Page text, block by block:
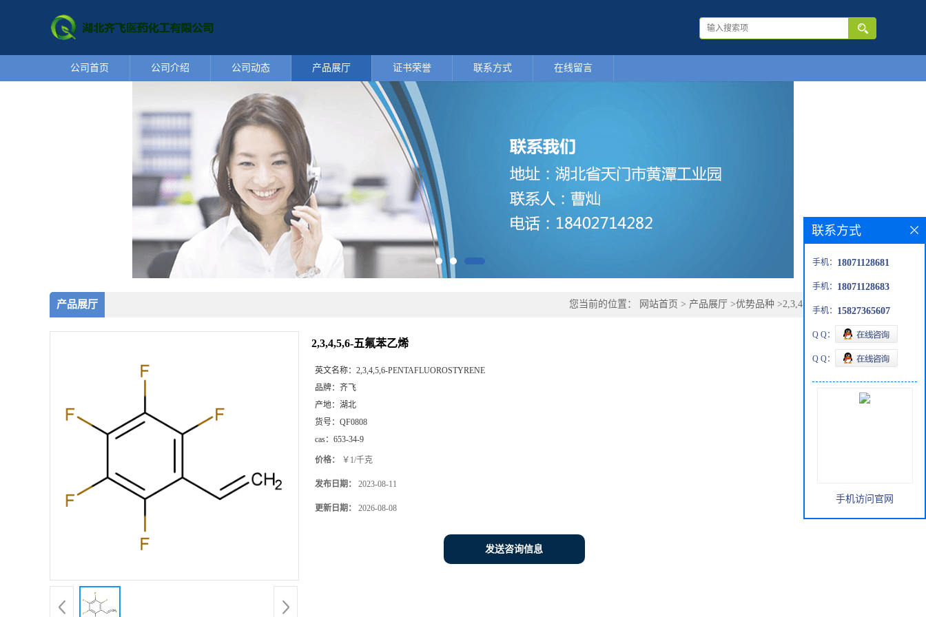
公司首页 公司介绍 公司动态 产品展厅 证书荣誉 联系方式 在线留言
产品展厅 您当前的位置： 网站首页 > 产品展厅 >优势品种 >2,3,4,5,6-五氟苯乙烯
2,3,4,5,6-五氟苯乙烯
英文名称： 2,3,4,5,6-PENTAFLUOROSTYRENE
品牌： 齐飞
产地： 湖北
货号： QF0808
cas： 653-34-9
价格： ￥1/千克
发布日期： 2023-08-11
更新日期： 2026-08-08
发送咨询信息
联系方式
手机： 18071128681
手机： 18071128683
手机： 15827365607
Q Q：
Q Q：
手机访问官网